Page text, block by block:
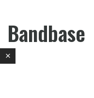
Bandbase